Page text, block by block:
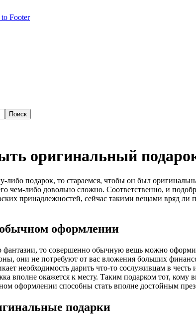
Footer
оригинальный
либо подарок, то стараемся, чтобы он был
чем-либо довольно сложно. Соответственно, и
принадлежностей, сейчас такими вещами вряд
оформлении
то совершенно обычную вещь можно
они не потребуют от вас вложения больших
необходимость дарить что-то сослуживцам в
вполне окажется к месту. Таким подарком тот, кому
оформлении способны стать вполне достойным
подарки